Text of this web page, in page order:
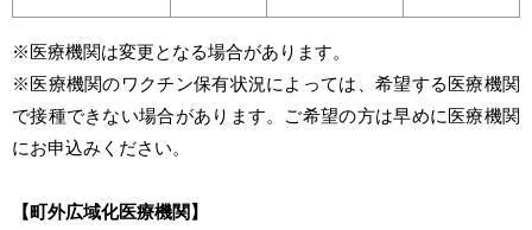
※医療機関は変更となる場合があります。
※医療機関のワクチン保有状況によっては、希望する医療機関
で接種できない場合があります。ご希望の方は早めに医療機関
にお申込みください。
【町外広域化医療機関】